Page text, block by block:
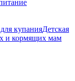
купанияДетская
и кормящих мам